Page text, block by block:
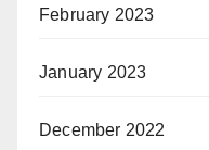
February 2023
January 2023
December 2022